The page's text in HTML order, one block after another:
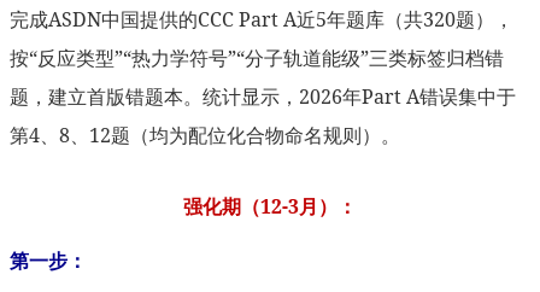
完成ASDN中国提供的CCC Part A近5年题库（共320题），
按“反应类型”“热力学符号”“分子轨道能级”三类标签归档错
题，建立首版错题本。统计显示，2026年Part A错误集中于
第4、8、12题（均为配位化合物命名规则）。
强化期（12-3月）：
第一步：